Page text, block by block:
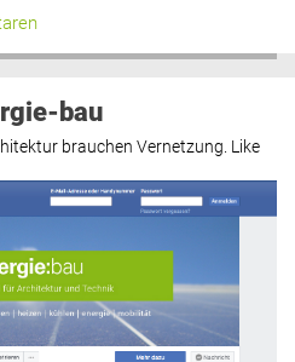
bau
brauchen Vernetzung. Like